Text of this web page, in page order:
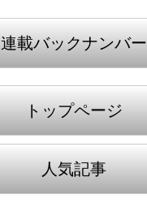
連載バックナンバー
トップページ
人気記事